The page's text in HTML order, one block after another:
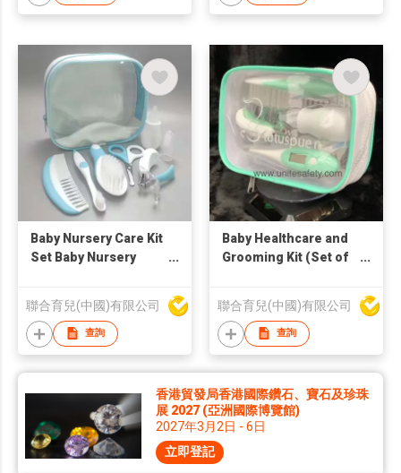
Women
Engagement Party
Baby Nursery Care Kit
Set Baby Nursery
Infant Set
聯合育兒(中國)有限公司
查詢
Baby Healthcare and
Grooming Kit (Set of
聯合育兒(中國)有限公司
查詢
香港貿發局香港國際鑽石、寶石及珍珠
展 2027 (亞洲國際博覽館)
2027年3月2日 - 6日
立即登記